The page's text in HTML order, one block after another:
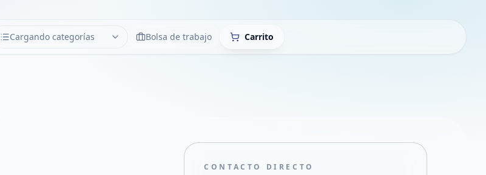
Cargando categorías
CATEGORÍAS LimpiarBolsa de trabajo Carrito
CONTACTO DIRECTO